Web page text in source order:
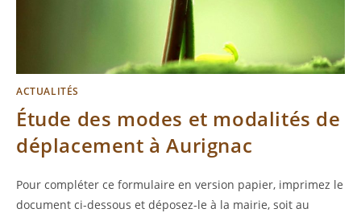
ACTUALITÉS
Étude des modes et modalités de
déplacement à Aurignac
Pour compléter ce formulaire en version papier, imprimez le
document ci-dessous et déposez-le à la mairie, soit au